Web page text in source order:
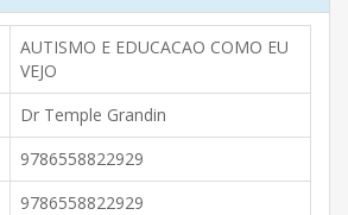
AUTISMO E EDUCACAO COMO EU
VEJO
Dr Temple Grandin
9786558822929
9786558822929